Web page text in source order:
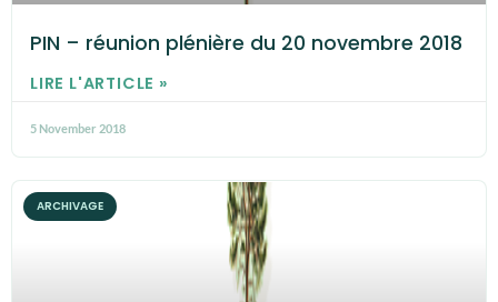
PIN – réunion plénière du 20 novembre 2018
LIRE L'ARTICLE »
5 November 2018
ARCHIVAGE